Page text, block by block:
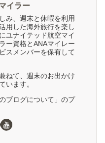
イラー
み、週末と休暇を利用
用した海外旅行を楽し
ユナイテッド航空マイ
ー資格とANAマイレー
スメンバーを保有して
ねて、週末のお出かけ
います。
ブログについて」のプ